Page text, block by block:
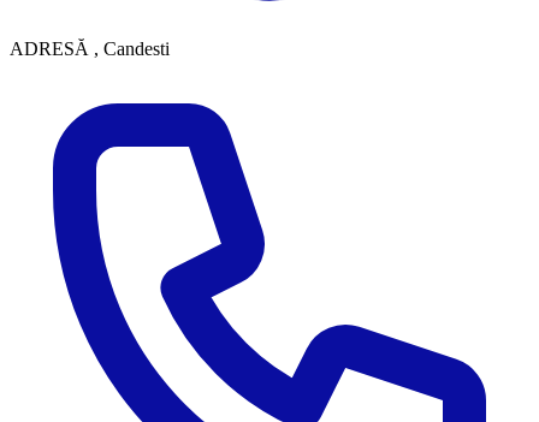
ADRESĂ , Candesti